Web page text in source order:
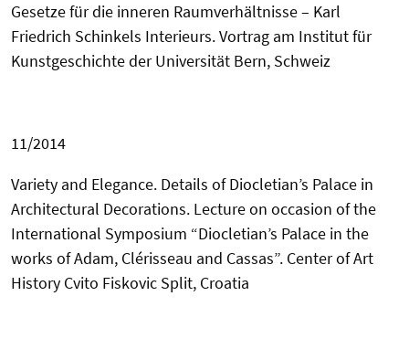
Gesetze für die inneren Raumverhältnisse – Karl
Friedrich Schinkels Interieurs. Vortrag am Institut für
Kunstgeschichte der Universität Bern, Schweiz
11/2014
Variety and Elegance. Details of Diocletian’s Palace in
Architectural Decorations. Lecture on occasion of the
International Symposium “Diocletian’s Palace in the
works of Adam, Clérisseau and Cassas”. Centerof Art
History Cvito Fiskovic Split, Croatia